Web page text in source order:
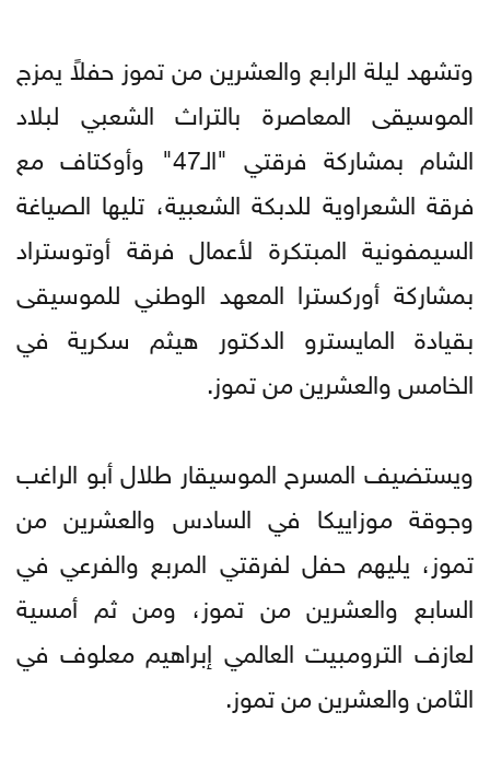
وتشهد ليلة الرابع والعشرين من تموز حفلاً يمزج
الموسيقى المعاصرة بالتراث الشعبي لبلاد
الشام بمشاركة فرقتي "الـ47" وأوكتاف مع
فرقة الشعراوية للدبكة الشعبية، تليها الصياغة
السيمفونية المبتكرة لأعمال فرقة أوتوستراد
بمشاركة أوركسترا المعهد الوطني للموسيقى
بقيادة المايسترو الدكتور هيثم سكرية في
الخامس والعشرين من تموز.
ويستضيف المسرح الموسيقار طلال أبو الراغب
وجوقة موزاييكا في السادس والعشرين من
تموز، يليهم حفل لفرقتي المربع والفرعي في
السابع والعشرين من تموز، ومن ثم أمسية
لعازف الترومبيت العالمي إبراهيم معلوف في
الثامن والعشرين من تموز.